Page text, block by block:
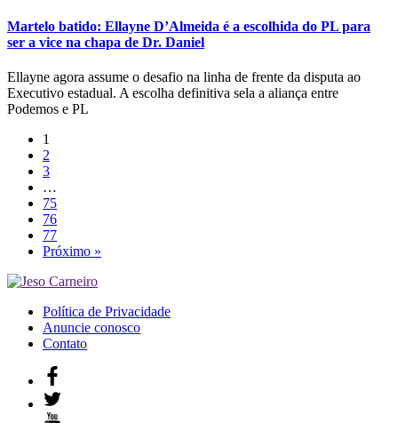
Martelo batido: Ellayne D’Almeida é a escolhida do PL para
ser a vice na chapa de Dr. Daniel
Ellayne agora assume o desafio na linha de frente da disputa ao
Executivo estadual. A escolha definitiva sela a aliança entre
Podemos e PL
1
2
3
…
75
76
77
Próximo »
Política de Privacidade
Anuncie conosco
Contato